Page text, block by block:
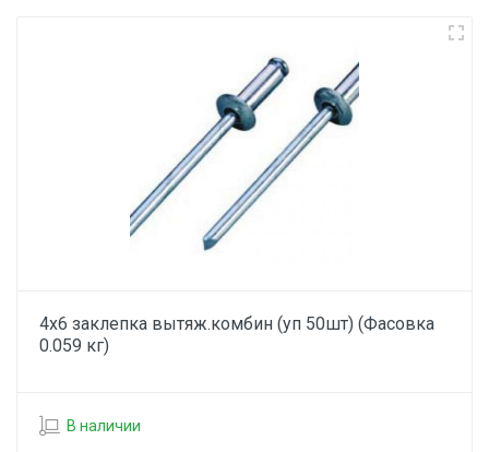
4х6 заклепка вытяж.комбин (уп 50шт) (Фасовка
0.059 кг)
В наличии